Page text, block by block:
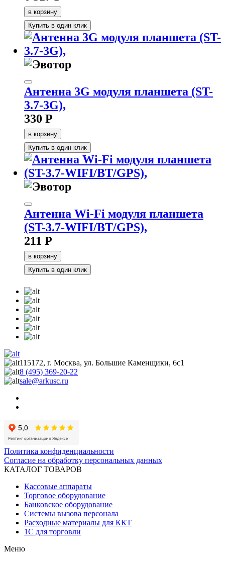
в корзину
Купить в один клик
Антенна 3G модуля планшета (ST-
3.7-3G),
330 Р
в корзину
Купить в один клик
Антенна Wi-Fi модуля планшета
(ST-3.7-WIFI/BT/GPS),
211 Р
в корзину
Купить в один клик
115172, г. Москва, ул. Большие Каменщики, 6с1
8 (495) 369-20-22
sale@arkusc.ru
Политика конфиденциальности
Согласие на обработку персональных данных
КАТАЛОГ ТОВАРОВ
Кассовые аппараты
Торговое оборудование
Банковское оборудование
Системы вызова персонала
Расходные материалы для ККТ
1С для торговли
Меню